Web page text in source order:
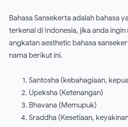
Bahasa Sansekerta adalah bahasa
terkenal di Indonesia, jika anda
angkatan aesthetic bahasa
nama berikut ini.
Santosha (kebahagiaan,
Upeksha (Ketenangan)
Bhavana (Memupuk)
Sraddha (Kesetiaan,